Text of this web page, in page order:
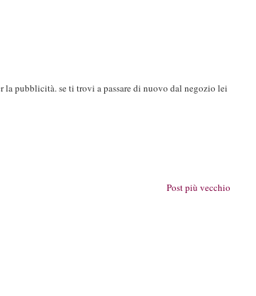
pubblicità. se ti trovi a passare di nuovo dal negozio lei
Post più vecchio